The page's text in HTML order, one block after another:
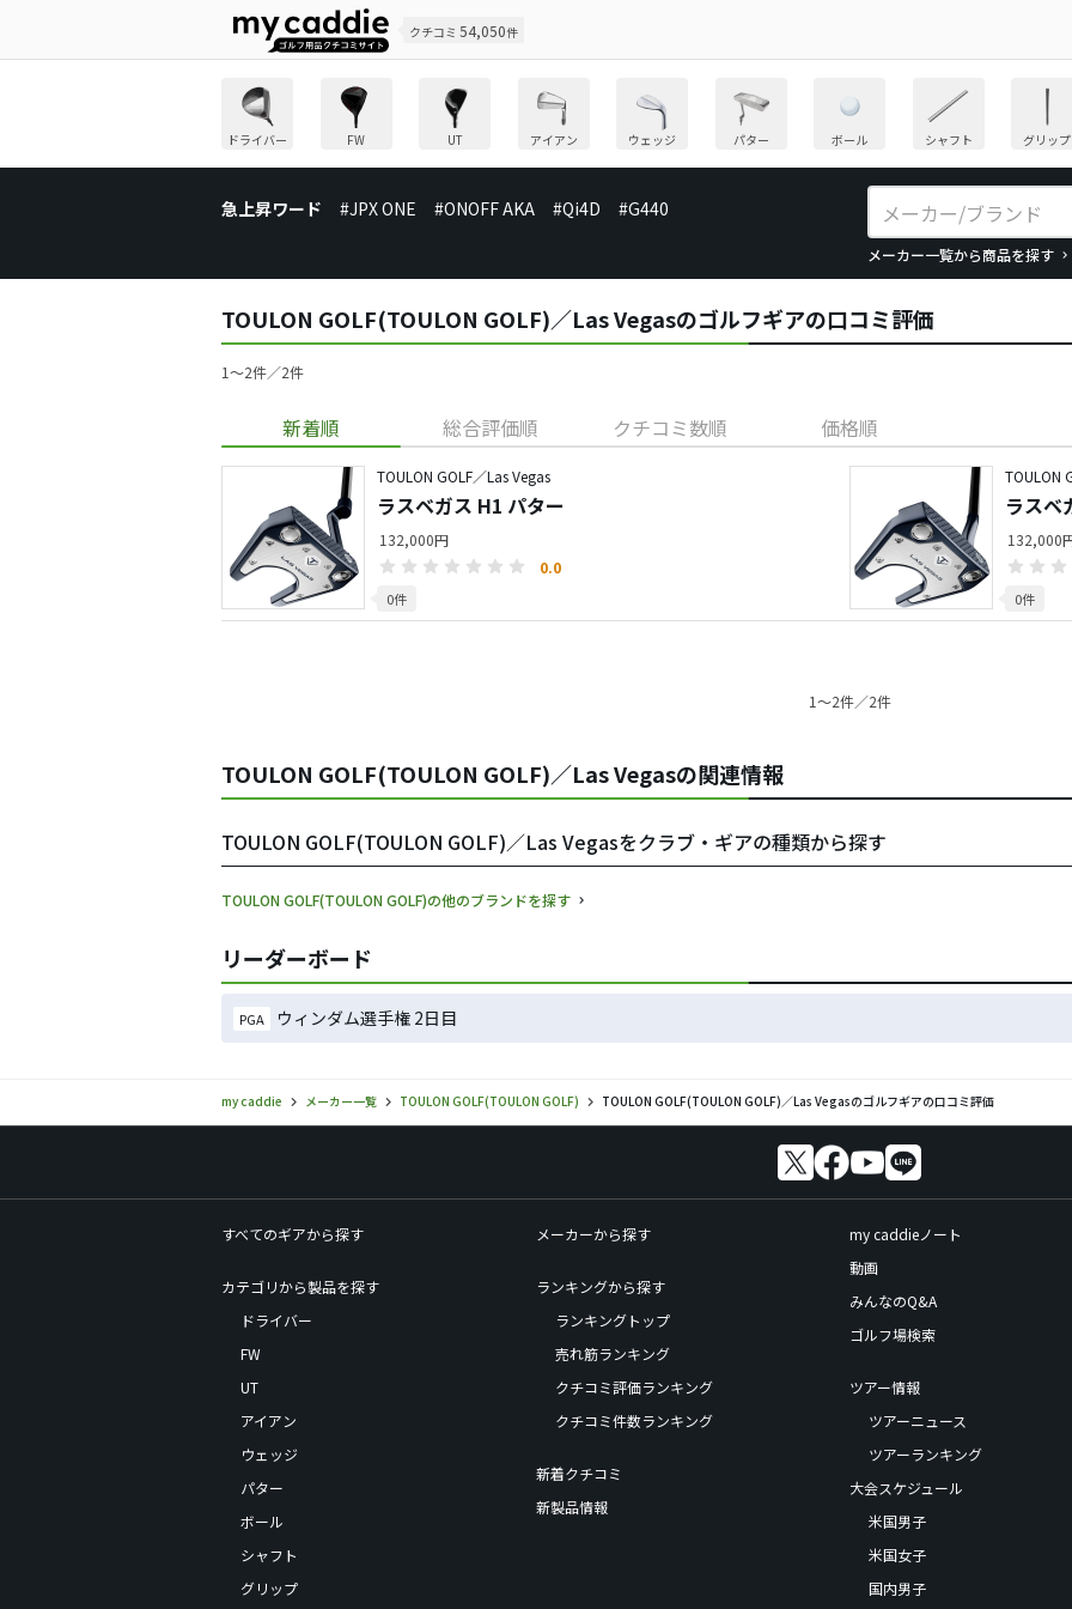
クチコミ 54,050件
ドライバー FW UT アイアン ウェッジ パター ボール シャフト グリップ
急上昇ワード #JPX ONE #ONOFF AKA #Qi4D #G440
メーカー一覧から商品を探す
TOULON GOLF(TOULON GOLF)／Las Vegasのゴルフギアの口コミ評価
1〜2件／2件
新着順 総合評価順 クチコミ数順 価格順
TOULON GOLF／Las Vegas
ラスベガス H1 パター
132,000円
0.0
0件
TOULON
ラスベ
132,000
0件
1〜2件／2件
TOULON GOLF(TOULON GOLF)／Las Vegasの関連情報
TOULON GOLF(TOULON GOLF)／Las Vegasをクラブ・ギアの種類から探す
TOULON GOLF(TOULON GOLF)の他のブランドを探す
リーダーボード
PGA ウィンダム選手権 2日目
my caddie メーカー一覧 TOULON GOLF(TOULON GOLF) TOULON GOLF(TOULON GOLF)／Las Vegasのゴルフギアの口コミ評価
すべてのギアから探す
カテゴリから製品を探す
ドライバー
FW
UT
アイアン
ウェッジ
パター
ボール
シャフト
グリップ
メーカーから探す
ランキングから探す
ランキングトップ
売れ筋ランキング
クチコミ評価ランキング
クチコミ件数ランキング
新着クチコミ
新製品情報
my caddieノート
動画
みんなのQ&A
ゴルフ場検索
ツアー情報
ツアーニュース
ツアーランキング
大会スケジュール
米国男子
米国女子
国内男子